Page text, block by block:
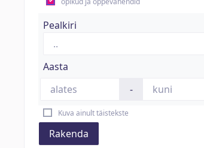
Pealkiri
Aasta
-
Kuva ainult täistekste
Rakenda